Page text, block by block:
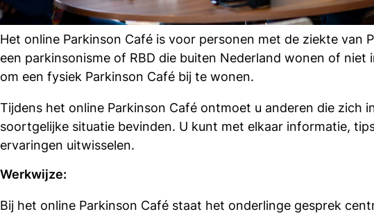
Het online Parkinson Café is voor personen met de ziekte van
een parkinsonisme of RBD die buiten Nederland wonen of niet
om een fysiek Parkinson Café bij te wonen.
Tijdens het online Parkinson Café ontmoet u anderen die zich
soortgelijke situatie bevinden. U kunt met elkaar informatie,
ervaringen uitwisselen.
Werkwijze:
Bij het online Parkinson Café staat het onderlinge gesprek